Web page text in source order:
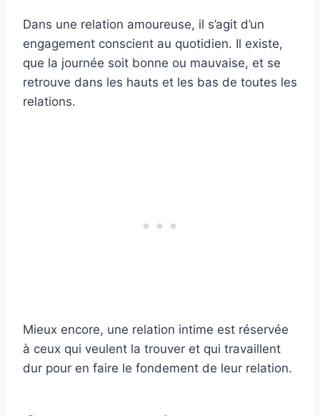
Dans une relation amoureuse, il s’agit d’un
engagement conscient au quotidien. Il existe,
que la journée soit bonne ou mauvaise, et se
retrouve dans les hauts et les bas de toutes les
relations.
Mieux encore, une relation intime est réservée
à ceux qui veulent la trouver et qui travaillent
dur pour en faire le fondement de leur relation.